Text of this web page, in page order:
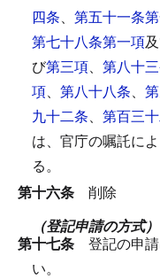
四条、 第五十一条
第七十八条第一項
び第三項、 第八十
項、 第八十八条、
九十二条、 第百三
は、官庁の嘱託に
る。
第十六条 削除
（登記申請の方式）
第十七条 登記の申
い。